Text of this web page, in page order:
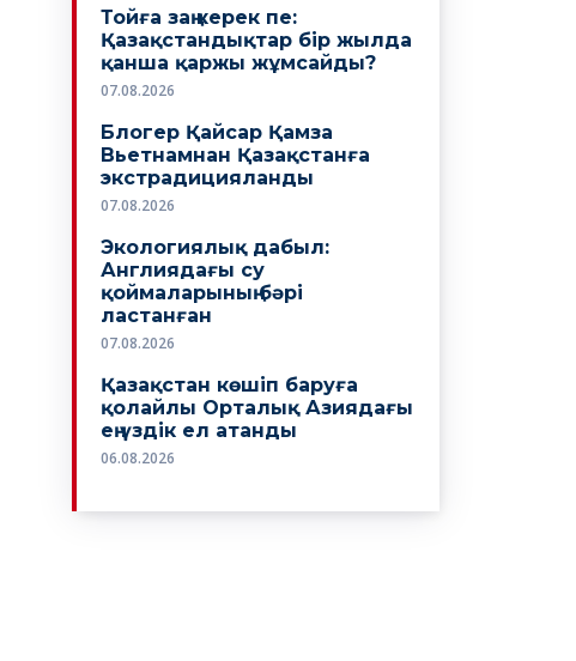
Тойға заң керек пе:
Қазақстандықтар бір жылда
қанша қаржы жұмсайды?
07.08.2026
Блогер Қайсар Қамза
Вьетнамнан Қазақстанға
экстрадицияланды
07.08.2026
Экологиялық дабыл:
Англиядағы су
қоймаларының бәрі
ластанған
07.08.2026
Қазақстан көшіп баруға
қолайлы Орталық Азиядағы
ең үздік ел атанды
06.08.2026